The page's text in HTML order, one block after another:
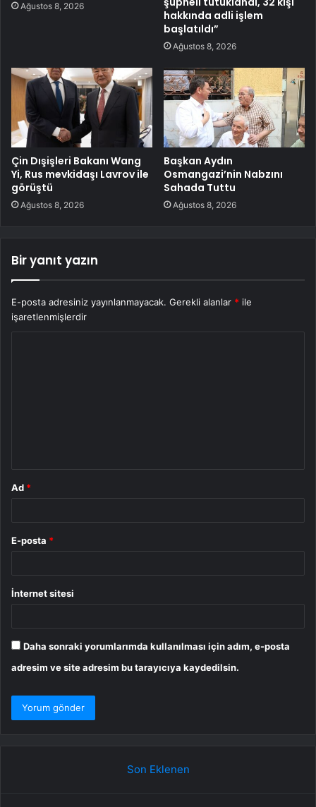
Ağustos 8, 2026
hakkında adli işlem
başlatıldı”
Ağustos 8, 2026
Çin Dışişleri Bakanı Wang
Yi, Rus mevkidaşı Lavrov ile
görüştü
Ağustos 8, 2026
Başkan Aydın
Osmangazi’nin Nabzını
Sahada Tuttu
Ağustos 8, 2026
Bir yanıt yazın
E-posta adresiniz yayınlanmayacak. Gerekli alanlar * ile
işaretlenmişlerdir
Ad *
E-posta *
İnternet sitesi
Daha sonraki yorumlarımda kullanılması için adım, e-posta
adresim ve site adresim bu tarayıcıya kaydedilsin.
Son Eklenen